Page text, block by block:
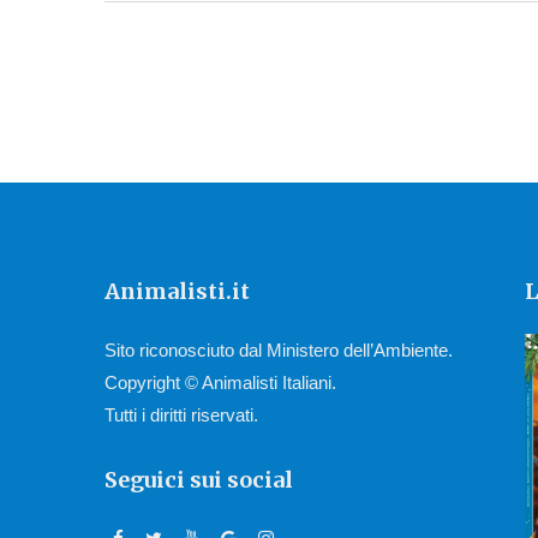
Animalisti.it
Sito riconosciuto dal Ministero dell’Ambiente.
Copyright © Animalisti Italiani.
Tutti i diritti riservati.
Seguici sui social